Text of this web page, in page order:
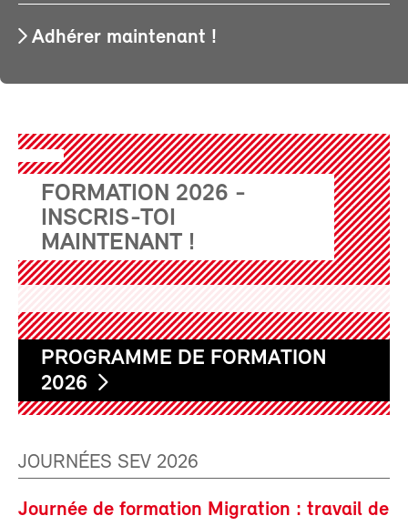
Adhérer maintenant !
FORMATION 2026 -
INSCRIS-TOI
MAINTENANT !
PROGRAMME DE FORMATION
2026
JOURNÉES SEV 2026
Journée de formation Migration : travail de